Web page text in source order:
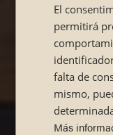
El
permitirá
falta de
mismo,
Más